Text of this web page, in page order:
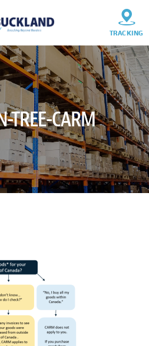
TRACKING
TREE-CARM